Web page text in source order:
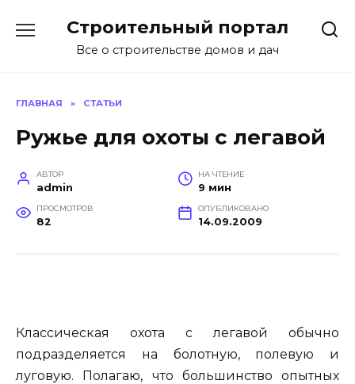
содержанию
Строительный портал
Все о строительстве домов и дач
ГЛАВНАЯ » СТАТЬИ
Ружье для охоты с легавой
АВТОР
admin
НА ЧТЕНИЕ
9 мин
ПРОСМОТРОВ
82
ОПУБЛИКОВАНО
14.09.2009
Классическая охота с легавой обычно
подразделяется на болотную, полевую и
луговую. Полагаю, что большинство опытных